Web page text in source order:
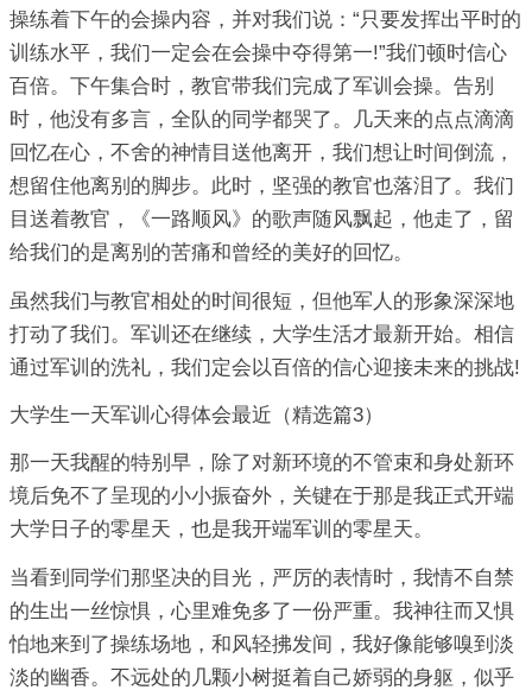
操练着下午的会操内容，并对我们说：“只要发挥出平时的
训练水平，我们一定会在会操中夺得第一!”我们顿时信心
百倍。下午集合时，教官带我们完成了军训会操。告别
时，他没有多言，全队的同学都哭了。几天来的点点滴滴
回忆在心，不舍的神情目送他离开，我们想让时间倒流，
想留住他离别的脚步。此时，坚强的教官也落泪了。我们
目送着教官，《一路顺风》的歌声随风飘起，他走了，留
给我们的是离别的苦痛和曾经的美好的回忆。
虽然我们与教官相处的时间很短，但他军人的形象深深地
打动了我们。军训还在继续，大学生活才最新开始。相信
通过军训的洗礼，我们定会以百倍的信心迎接未来的挑战!
大学生一天军训心得体会最近（精选篇3）
那一天我醒的特别早，除了对新环境的不管束和身处新环
境后免不了呈现的小小振奋外，关键在于那是我正式开端
大学日子的零星天，也是我开端军训的零星天。
当看到同学们那坚决的目光，严厉的表情时，我情不自禁
的生出一丝惊惧，心里难免多了一份严重。我神往而又惧
怕地来到了操练场地，和风轻拂发间，我好像能够嗅到淡
淡的幽香。不远处的几颗小树挺着自己娇弱的身躯，似乎